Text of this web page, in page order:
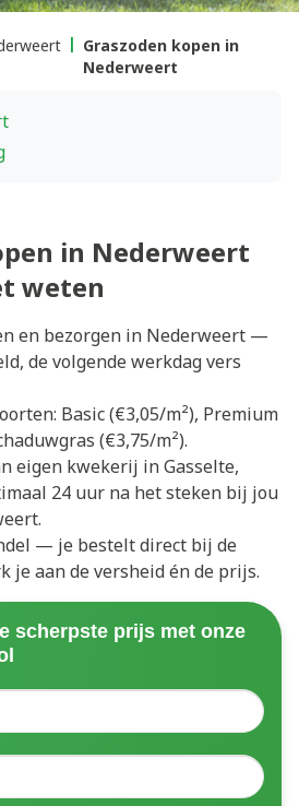
Graszoden kopen in
Nederweert
in Nederweert
weten
en bezorgen in Nederweert —
de volgende werkdag vers
Basic (€3,05/m²), Premium
(€3,75/m²).
eigen kwekerij in Gasselte,
24 uur na het steken bij jou
— je bestelt direct bij de
je aan de versheid én de prijs.
scherpste prijs met onze